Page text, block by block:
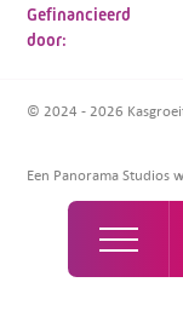
Gefinancieerd
door:
© 2024 - 2026
Een Panorama Studios